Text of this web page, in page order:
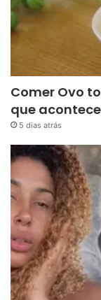
Comer Ovo
que
5 dias atrás